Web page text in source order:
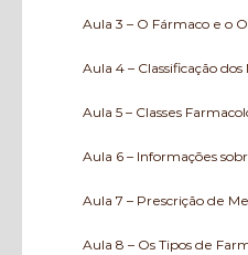
Aula 3 – O Fármaco e o
Aula 4 – Classificação
Aula 5 – Classes
Aula 6 – Informações
Aula 7 – Prescrição de
Aula 8 – Os Tipos de